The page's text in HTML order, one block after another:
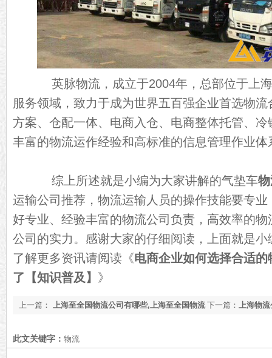
英脉物流，成立于2004年，总部位于上海
服务领域，致力于成为世界五百强企业首选物
方案、仓配一体、电商入仓、电商整体托管、
丰富的物流运作经验和高标准的信息管理作业体
综上所述就是小编为大家讲解的气垫车
运输公司推荐，物流运输人员的操作技能要专
好专业、经验丰富的物流公司负责，高效率的
公司的实力。感谢大家的仔细阅读，上面就是
了解更多资讯请阅读《电商企业如何选择合适
了【知识普及】 》
下一篇： 上海物
上一篇： 上海至全国物流公司有哪些,上海至全国物流
此文关键字： 物流